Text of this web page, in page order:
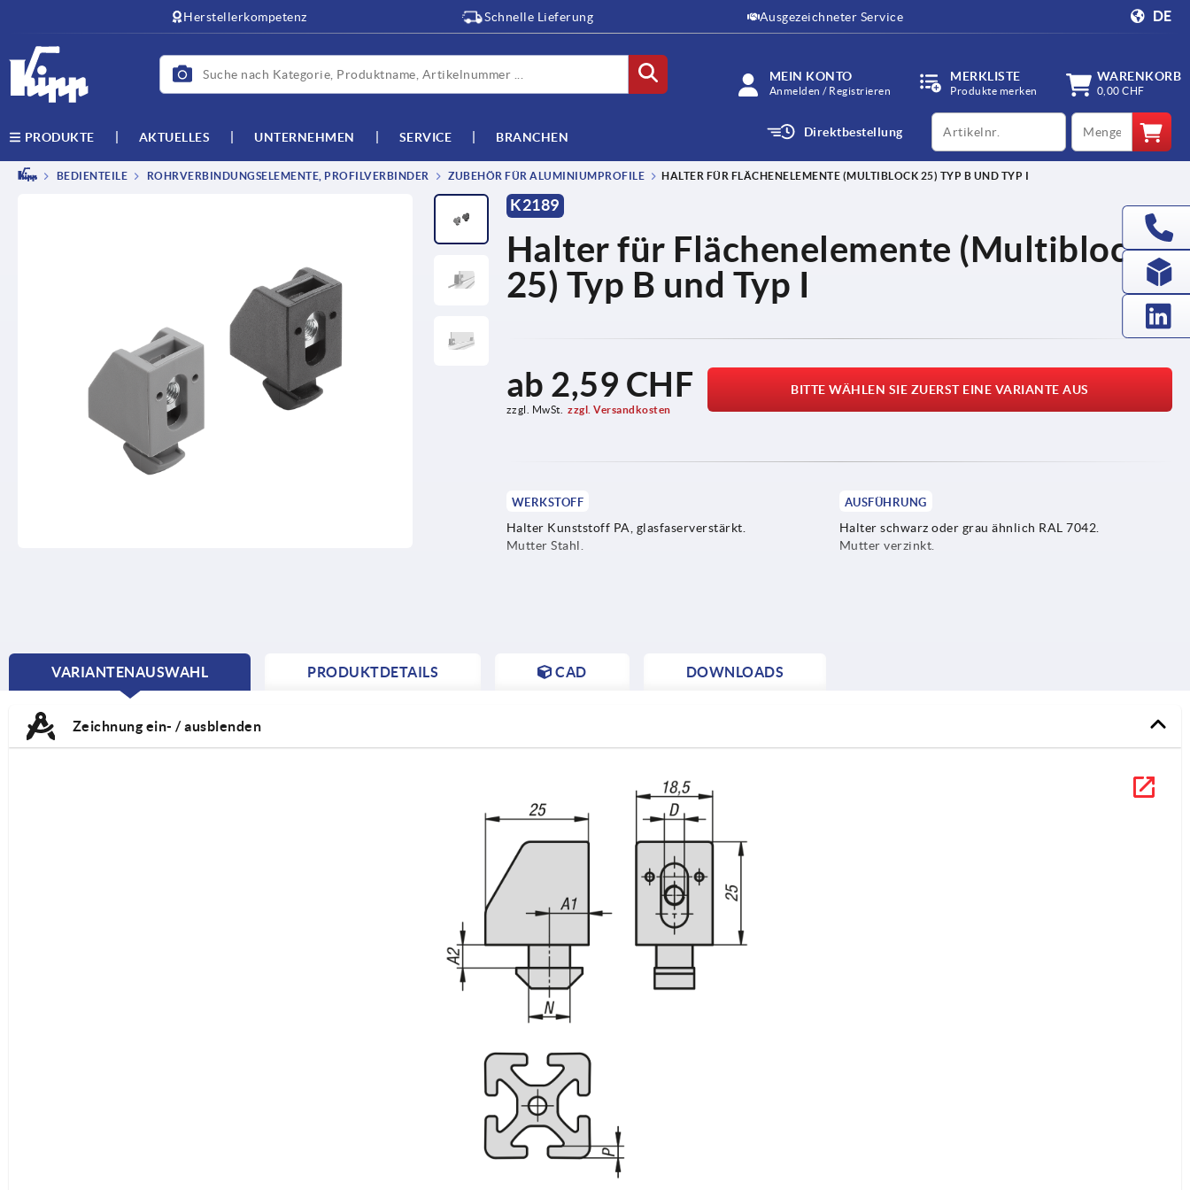
Herstellerkompetenz Schnelle Lieferung Ausgezeichneter Service DE
MEIN KONTO
Anmelden / Registrieren
MERKLISTE
Produkte merken
WARENKORB
0,00 CHF
PRODUKTE AKTUELLES UNTERNEHMEN SERVICE BRANCHEN Direktbestellung
productCode qty
BEDIENTEILE ROHRVERBINDUNGSELEMENTE, PROFILVERBINDER ZUBEHÖR FÜR ALUMINIUMPROFILE HALTER FÜR FLÄCHENELEMENTE (MULTIBLOCK 25) TYP B UND TYP I
K2189
Halter für Flächenelemente (Multiblock
25) Typ B und Typ I
ab 2,59 CHF
zzgl. MwSt. zzgl. Versandkosten
BITTE WÄHLEN SIE ZUERST EINE VARIANTE AUS
WERKSTOFF
Halter Kunststoff PA, glasfaserverstärkt.
Mutter Stahl.
AUSFÜHRUNG
Halter schwarz oder grau ähnlich RAL 7042.
Mutter verzinkt.
VARIANTENAUSWAHL
CURRENT
PRODUKTDETAILS CAD DOWNLOADS
Zeichnung ein- / ausblenden